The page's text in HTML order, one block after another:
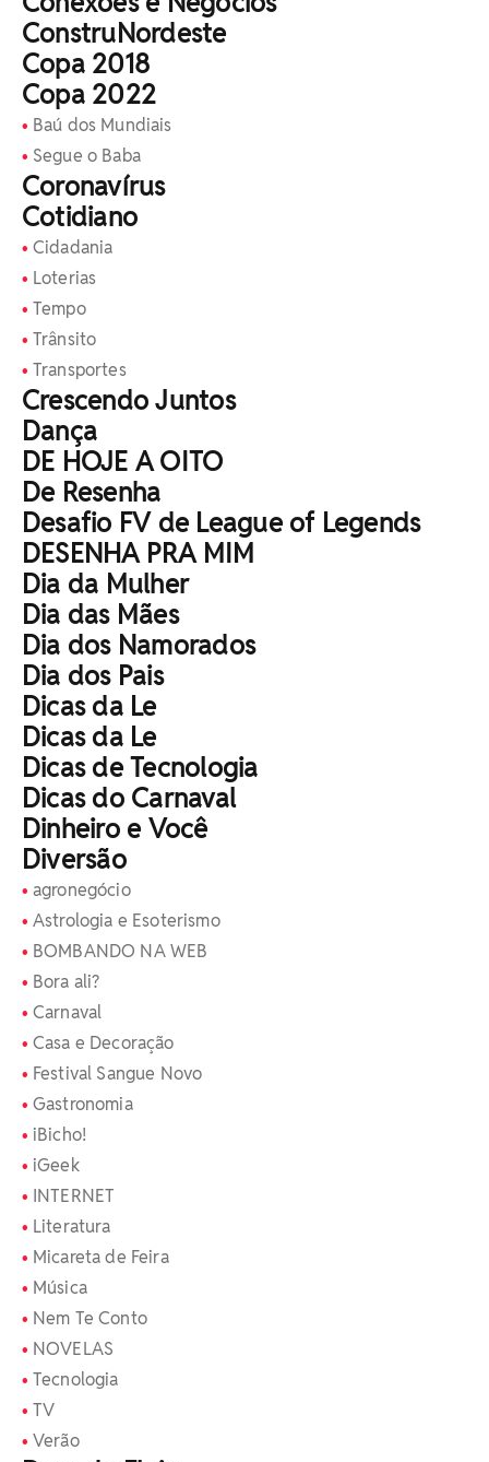
ConstruNordeste
Copa 2018
Copa 2022
Baú dos Mundiais
Segue o Baba
Coronavírus
Cotidiano
Cidadania
Loterias
Tempo
Trânsito
Transportes
Crescendo Juntos
Dança
DE HOJE A OITO
De Resenha
Desafio FV de League of Legends
DESENHA PRA MIM
Dia da Mulher
Dia das Mães
Dia dos Namorados
Dia dos Pais
Dicas da Le
Dicas da Le
Dicas de Tecnologia
Dicas do Carnaval
Dinheiro e Você
Diversão
agronegócio
Astrologia e Esoterismo
BOMBANDO NA WEB
Bora ali?
Carnaval
Casa e Decoração
Festival Sangue Novo
Gastronomia
iBicho!
iGeek
INTERNET
Literatura
Micareta de Feira
Música
Nem Te Conto
NOVELAS
Tecnologia
TV
Verão